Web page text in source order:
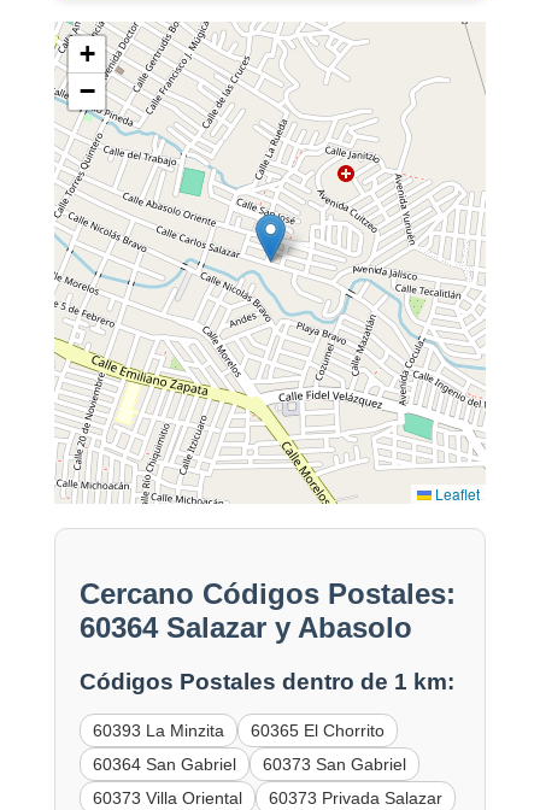
+
−
Leaflet
Cercano Códigos Postales:
60364 Salazar y Abasolo
Códigos Postales dentro de 1 km:
60393 La Minzita
60365 El Chorrito
60364 San Gabriel
60373 San Gabriel
60373 Villa Oriental
60373 Privada Salazar